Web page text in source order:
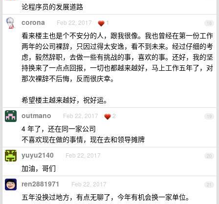
论程序员的发展道路
18
corona Feb 22, 2017 1
看来楼主也是个不安分的人，跟我很像。我也曾经在第一份工作
两年的公司裸辞，只因过得太安逸，看不到未来。经过仔细的考
虑，毅然辞职，去做一些有挑战的事，喜欢的事。还好，我的坚
持换来了一点点回报，一切也都越来越好，马上工作五年了，对
那次裸辞不后悔，反而很庆幸。
希望楼主越来越好，祝好运。
19
outmano Feb 22, 2017 2
4 年了，还在同一家公司
不喜欢现在做的事情，现在去和领导摊牌
20
yuyu2140 Feb 22, 2017
加油，哥们
21
ren2881971 Feb 22, 2017
五年没换过地方，有点无聊了，今年有机会换一家单位。